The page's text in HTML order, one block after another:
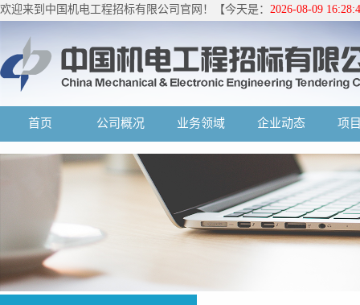
欢迎来到中国机电工程招标有限公司官网！【今天是： 2026-08-09
首页 公司概况 业务领域 企业动态 项